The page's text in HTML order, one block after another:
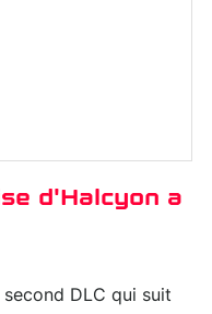
d'Halcyon a
second DLC qui suit